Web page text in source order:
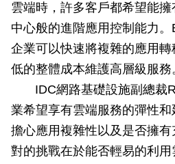
雲端時，許多客戶都希望能
中心般的進階應用控制能力。
企業可以快速將複雜的應用轉
低的整體成本維護高層級服務
IDC網路基礎設施副總裁
業希望享有雲端服務的彈性
擔心應用複雜性以及是否擁
對的挑戰在於能否輕易的利